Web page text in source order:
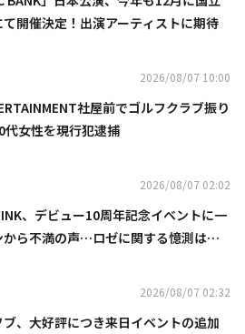
開催決定！出演アーティストに期待
2026/08/07 10:00
社屋前でゴルフクラブ振り
女性を現行犯逮捕
2026/08/07 02:02
、デビュー10周年記念イベントに一
から不満の声…ロゼに関する憶測は否
2026/08/07 02:32
ブ、大好評につき来日イベントの追加